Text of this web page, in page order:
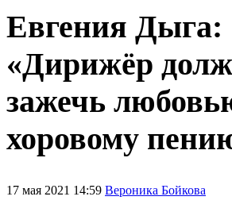
Евгения Дыга:
«Дирижёр
зажечь
хоровому
17 мая 2021 14:59 Вероника Бойкова